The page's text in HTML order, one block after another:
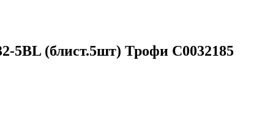
5BL (блист.5шт) Трофи C0032185